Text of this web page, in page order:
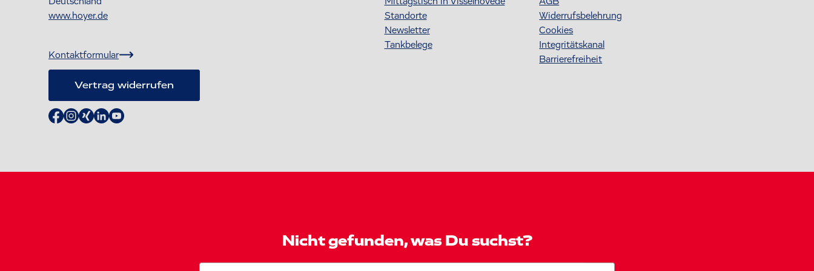
www.hoyer.de
Kontaktformular
Vertrag widerrufen
Standorte
Newsletter
Tankbelege
Widerrufsbelehrung
Cookies
Integritätskanal
Barrierefreiheit
Nicht gefunden, was Du suchst?